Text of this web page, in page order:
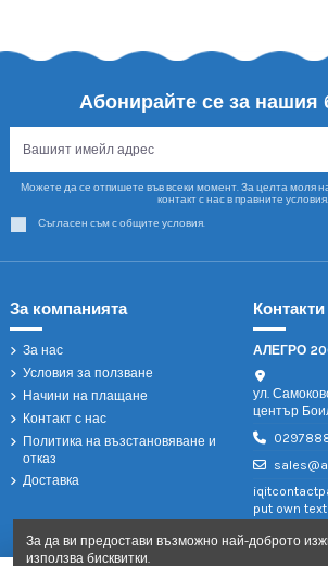
Абонирайте се за нашия
Можете да се отпишете във всеки момент. За целта моля
контакт с нас в правните условия.
Съгласен съм с общите условия.
За компанията
За нас
Условия за ползване
Начини на плащане
Контакт с нас
Политика на възстановяване и
отказ
Доставка
Контакти
АЛЕГРО
ул.
център
put own
За да ви предостави възможно най-доброто
използва бисквитки.